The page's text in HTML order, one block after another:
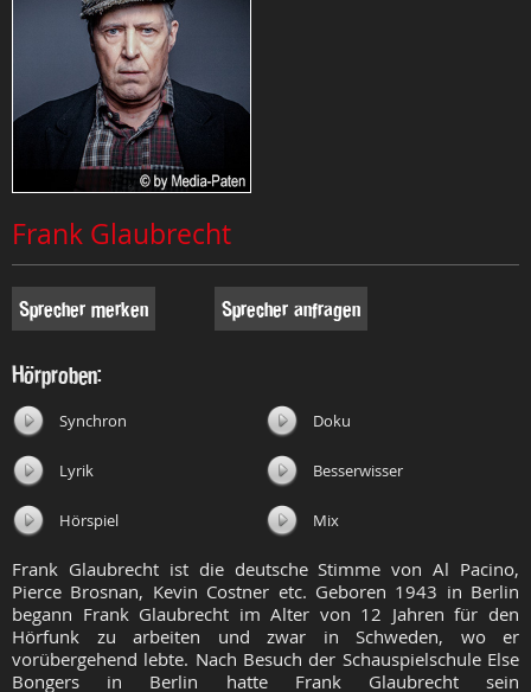
Frank Glaubrecht
Sprecher merken Sprecher anfragen
Hörproben:
Synchron Doku
Lyrik Besserwisser
Hörspiel Mix
Frank Glaubrecht ist die deutsche Stimme von Al Pacino,
Pierce Brosnan, Kevin Costner etc. Geboren 1943 in Berlin
begann Frank Glaubrecht im Alter von 12 Jahren für den
Hörfunk zu arbeiten und zwar in Schweden, wo er
vorübergehend lebte. Nach Besuch der Schauspielschule Else
Bongers in Berlin hatte Frank Glaubrecht sein